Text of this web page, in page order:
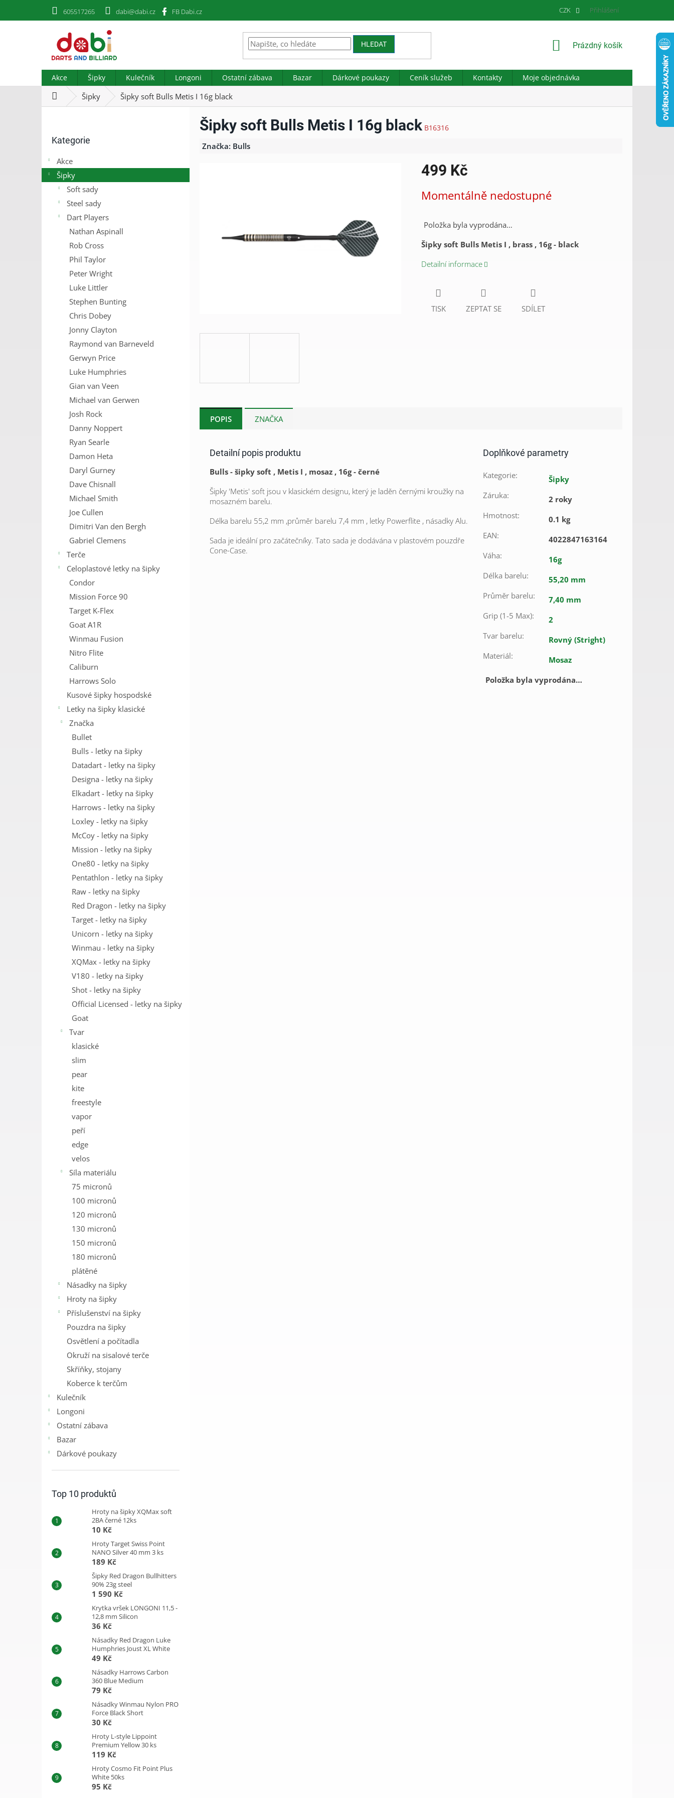
605517265 dabi@dabi.cz FB Dabi.cz CZK Přihlášení
HLEDAT
NÁKUPNÍ
Prázdný košík
Akce Šipky Kulečník Longoni Ostatní zábava Bazar Dárkové poukazy Ceník služeb Kontakty Moje objednávka
DomůŠipky Šipky soft Bulls Metis I 16g black
a
kategorie
Kategorie
Akce
Šipky
Soft sady
Steel sady
Dart Players
Nathan Aspinall
Rob Cross
Phil Taylor
Peter Wright
Luke Littler
Stephen Bunting
Chris Dobey
Jonny Clayton
Raymond van Barneveld
Gerwyn Price
Luke Humphries
Gian van Veen
Michael van Gerwen
Josh Rock
Danny Noppert
Ryan Searle
Damon Heta
Daryl Gurney
Dave Chisnall
Michael Smith
Joe Cullen
Dimitri Van den Bergh
Gabriel Clemens
Terče
Celoplastové letky na šipky
Condor
Mission Force 90
Target K-Flex
Goat A1R
Winmau Fusion
Nitro Flite
Caliburn
Harrows Solo
Kusové šipky hospodské
Letky na šipky klasické
Značka
Bullet
Bulls - letky na šipky
Datadart - letky na šipky
Designa - letky na šipky
Elkadart - letky na šipky
Harrows - letky na šipky
Loxley - letky na šipky
McCoy - letky na šipky
Mission - letky na šipky
One80 - letky na šipky
Pentathlon - letky na šipky
Raw - letky na šipky
Red Dragon - letky na šipky
Target - letky na šipky
Unicorn - letky na šipky
Winmau - letky na šipky
XQMax - letky na šipky
V180 - letky na šipky
Shot - letky na šipky
Official Licensed - letky na šipky
Goat
Tvar
klasické
slim
pear
kite
freestyle
vapor
peří
edge
velos
Síla materiálu
75 micronů
100 micronů
120 micronů
130 micronů
150 micronů
180 micronů
plátěné
Násadky na šipky
Hroty na šipky
Příslušenství na šipky
Pouzdra na šipky
Osvětlení a počítadla
Okruží na sisalové terče
Skříňky, stojany
Koberce k terčům
Kulečník
Longoni
Ostatní zábava
Bazar
Dárkové poukazy
Top 10 produktů
Hroty na šipky XQMax soft
2BA černé 12ks
10 Kč
Hroty Target Swiss Point
NANO Silver 40 mm 3 ks
189 Kč
Šipky Red Dragon Bullhitters
90% 23g steel
1 590 Kč
Krytka vršek LONGONI 11,5 -
12,8 mm Silicon
36 Kč
Násadky Red Dragon Luke
Humphries Joust XL White
49 Kč
Násadky Harrows Carbon
360 Blue Medium
79 Kč
Násadky Winmau Nylon PRO
Force Black Short
30 Kč
Hroty L-style Lippoint
Premium Yellow 30 ks
119 Kč
Hroty Cosmo Fit Point Plus
White 50ks
95 Kč
Šipky soft Bulls Metis I 16g black B16316
Značka: Bulls
499 Kč
cena:
Momentálně nedostupné
Položka byla vyprodána…
Šipky soft Bulls Metis I , brass , 16g - black
Detailní informace
TISK ZEPTAT SE SDÍLET
POPIS ZNAČKA
Detailní popis produktu
Bulls - šipky soft , Metis I , mosaz , 16g - černé
Šipky 'Metis' soft jsou v klasickém designu, který je laděn černými kroužky na
mosazném barelu.
Délka barelu 55,2 mm ,průměr barelu 7,4 mm , letky Powerflite , násadky Alu.
Sada je ideální pro začátečníky. Tato sada je dodávána v plastovém pouzdře
Cone-Case.
Doplňkové parametry
Kategorie:
Šipky
Záruka:
2 roky
Hmotnost:
0.1 kg
EAN:
4022847163164
Váha:
16g
Délka barelu:
55,20 mm
Průměr barelu:
7,40 mm
Grip (1-5 Max):
2
Tvar barelu:
Rovný (Stright)
Materiál:
Mosaz
Položka byla vyprodána…